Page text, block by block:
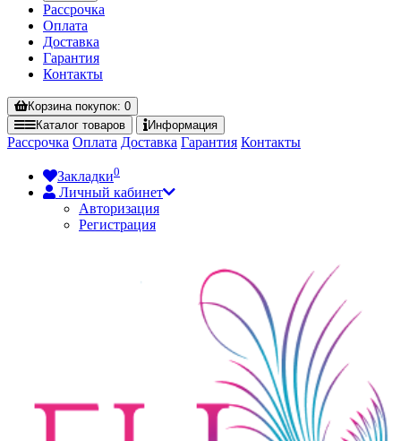
Рассрочка
Оплата
Доставка
Гарантия
Контакты
Корзинапокупок: 0
Каталог товаров Информация
Рассрочка Оплата Доставка Гарантия Контакты
Закладки0
Личный кабинет
Авторизация
Регистрация